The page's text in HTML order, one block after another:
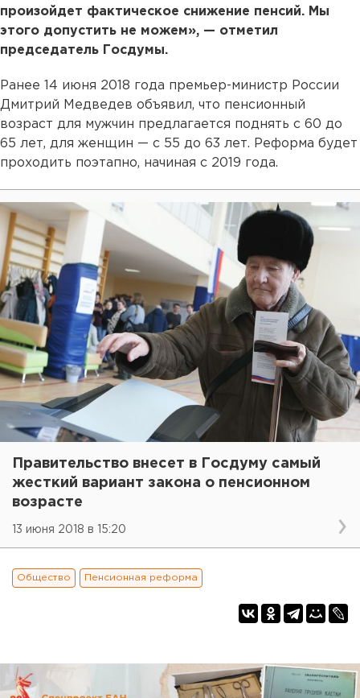
произойдет фактическое снижение пенсий. Мы
этого допустить не можем», — отметил
председатель Госдумы.
Ранее 14 июня 2018 года премьер-министр России
Дмитрий Медведев объявил, что пенсионный
возраст для мужчин предлагается поднять с 60 до
65 лет, для женщин — с 55 до 63 лет. Реформа будет
проходить поэтапно, начиная с 2019 года.
Правительство внесет в Госдуму самый
жесткий вариант закона о пенсионном
возрасте
13 июня 2018 в 15:20
Общество Пенсионная реформа